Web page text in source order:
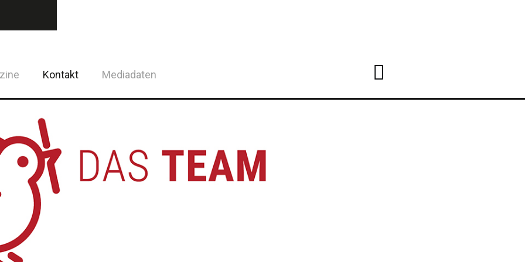
Kontakt Mediadaten